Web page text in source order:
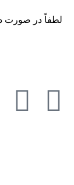
لطفاً در صورت